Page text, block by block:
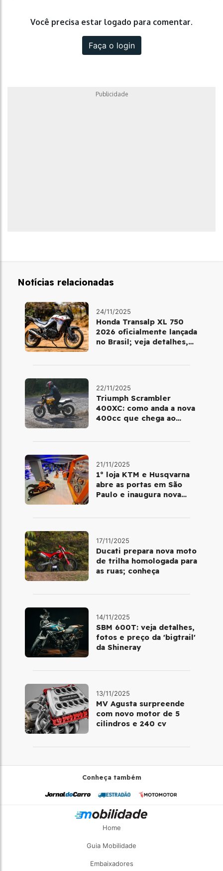
Você precisa estar logado para comentar.
Faça o login
Publicidade
Notícias relacionadas
24/11/2025
Honda Transalp XL 750
2026 oficialmente lançada
no Brasil; veja detalhes,
22/11/2025
Triumph Scrambler
400XC: como anda a nova
400cc que chega ao
21/11/2025
1º loja KTM e Husqvarna
abre as portas em São
Paulo e inaugura nova
17/11/2025
Ducati prepara nova moto
de trilha homologada para
as ruas; conheça
14/11/2025
SBM 600T: veja detalhes,
fotos e preço da 'bigtrail'
da Shineray
13/11/2025
MV Agusta surpreende
com novo motor de 5
cilindros e 240 cv
Conheça também
Home
Guia Mobilidade
Embaixadores